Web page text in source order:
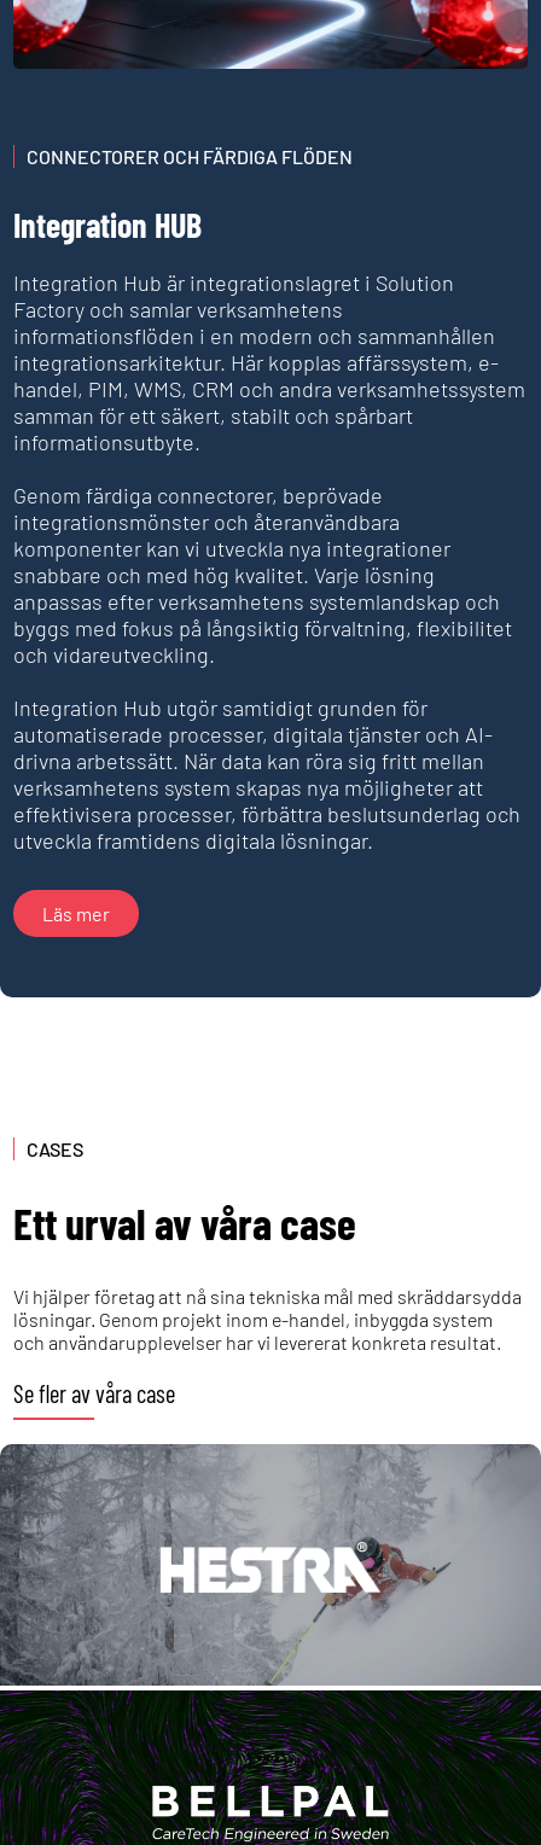
CONNECTORER OCH FÄRDIGA FLÖDEN
Integration HUB
Integration Hub är integrationslagret i Solution
Factory och samlar verksamhetens
informationsflöden i en modern och sammanhållen
integrationsarkitektur. Här kopplas affärssystem, e-
handel, PIM, WMS, CRM och andra verksamhetssystem
samman för ett säkert, stabilt och spårbart
informationsutbyte.
Genom färdiga connectorer, beprövade
integrationsmönster och återanvändbara
komponenter kan vi utveckla nya integrationer
snabbare och med hög kvalitet. Varje lösning
anpassas efter verksamhetens systemlandskap och
byggs med fokus på långsiktig förvaltning, flexibilitet
och vidareutveckling.
Integration Hub utgör samtidigt grunden för
automatiserade processer, digitala tjänster och AI-
drivna arbetssätt. När data kan röra sig fritt mellan
verksamhetens system skapas nya möjligheter att
effektivisera processer, förbättra beslutsunderlag och
utveckla framtidens digitala lösningar.
Läs mer
CASES
Ett urval av våra case
Vi hjälper företag att nå sina tekniska mål med skräddarsydda
lösningar. Genom projekt inom e-handel, inbyggda system
och användarupplevelser har vi levererat konkreta resultat.
Se fler av våra case